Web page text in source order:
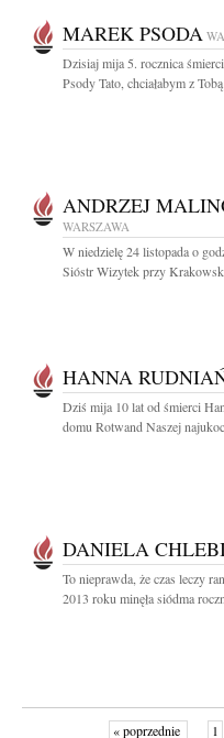
MAREK PSODA
Dzisiaj mija 5. rocznica
Psody Tato, chciałabym z
ANDRZEJ
WARSZAWA
W niedzielę 24 listopada o
Sióstr Wizytek przy
HANNA
Dziś mija 10 lat od śmierci
domu Rotwand Naszej
DANIELA
To nieprawda, że czas leczy
2013 roku minęła siódma
« poprzednie 1